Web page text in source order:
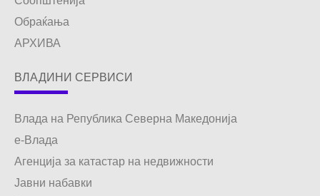
Обраќања
АРХИВА
ВЛАДИНИ СЕРВИСИ
Влада на Република Северна Македонија
е-Влада
Агенција за катастар на недвижности
Јавни набавки